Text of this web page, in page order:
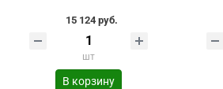
15 124 руб.
шт
В корзину